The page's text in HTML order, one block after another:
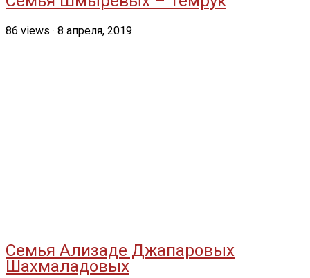
86 views · 8 апреля, 2019
Семья Ализаде Джапаровых
Шахмаладовых